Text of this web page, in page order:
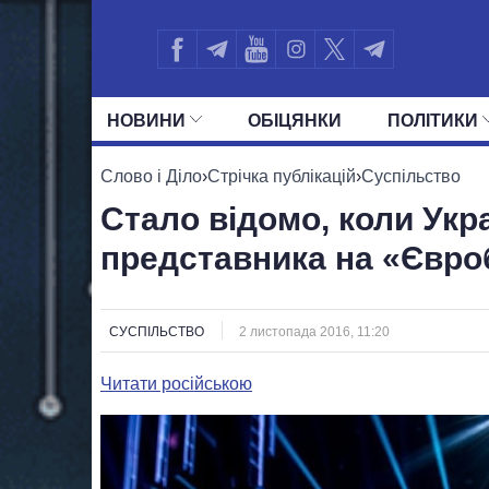
НОВИНИ ОБIЦЯНКИ ПОЛIТИКИ
УСІ ПОЛІТИКИ ПРЕЗИДЕНТ І ОФІС
Слово і Діло›Стрічка публікацій›Суспільство
Стало відомо, коли
представника на
СУСПІЛЬСТВО 2 листопада 2016, 11:20
Читати російською